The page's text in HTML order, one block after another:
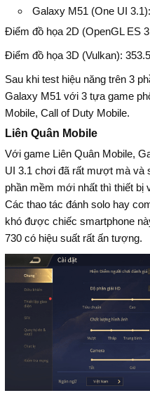
Galaxy M51 (One UI 3.1):
Điểm đồ họa 2D (OpenGL ES
Điểm đồ họa 3D (Vulkan):
Sau khi test hiệu năng trên 3
Galaxy M51 với 3 tựa game
Mobile, Call of Duty Mobile.
Liên Quân Mobile
Với game Liên Quân Mobile,
UI 3.1 chơi đã rất mượt mà và
phần mềm mới nhất thì thiết
Các thao tác đánh solo hay
khó được chiếc smartphone
730 có hiệu suất rất ấn tượng.